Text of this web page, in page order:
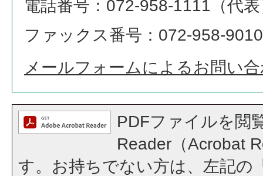
電話番号：072-958-1111（代
ファックス番号：072-958-9010
メールフォームによるお問い
PDFファイルを閲
Reader（Acrobat
す。お持ちでない方は、左記の